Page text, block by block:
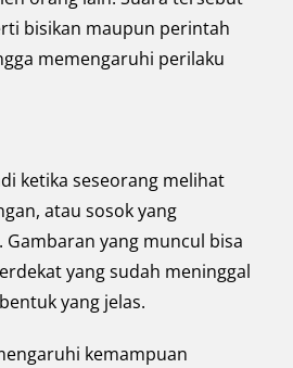
bisikan maupun perintah
memengaruhi perilaku
ketika seseorang melihat
atau sosok yang
yang muncul bisa
yang sudah meninggal
yang jelas.
kemampuan